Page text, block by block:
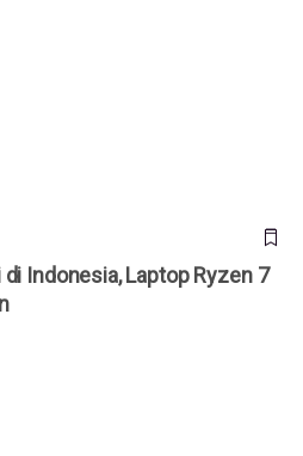
Indonesia, Laptop Ryzen 7